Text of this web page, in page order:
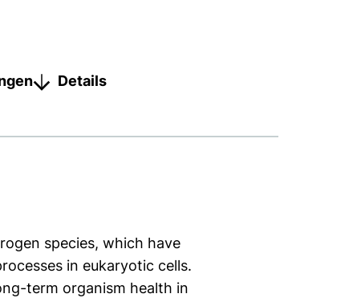
Details
species, which have
in eukaryotic cells.
term organism health in